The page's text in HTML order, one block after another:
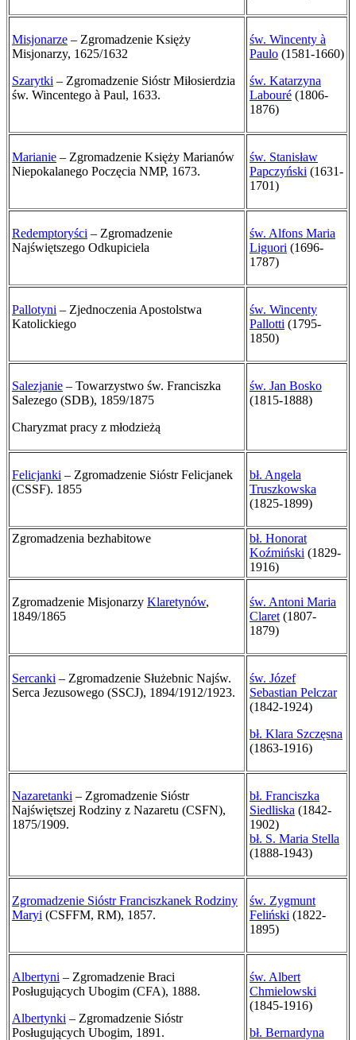
Misjonarze – Zgromadzenie Księży
Misjonarzy, 1625/1632
Szarytki – Zgromadzenie Sióstr Miłosierdzia
św. Wincentego à Paul, 1633.
św. Wincenty à
Paulo (1581-1660)
św. Katarzyna
Labouré (1806-
1876)
Marianie – Zgromadzenie Księży Marianów
Niepokalanego Poczęcia NMP, 1673.
św. Stanisław
Papczyński (1631-
1701)
Redemptoryści – Zgromadzenie
Najświętszego Odkupiciela
św. Alfons Maria
Liguori (1696-
1787)
Pallotyni – Zjednoczenia Apostolstwa
Katolickiego
św. Wincenty
Pallotti (1795-
1850)
Salezjanie – Towarzystwo św. Franciszka
Salezego (SDB), 1859/1875
Charyzmat pracy z młodzieżą
św. Jan Bosko
(1815-1888)
Felicjanki – Zgromadzenie Sióstr Felicjanek
(CSSF). 1855
bł. Angela
Truszkowska
(1825-1899)
Zgromadzenia bezhabitowe
bł. Honorat
Koźmiński (1829-
1916)
Zgromadzenie Misjonarzy Klaretynów,
1849/1865
św. Antoni Maria
Claret (1807-
1879)
Sercanki – Zgromadzenie Służebnic Najśw.
Serca Jezusowego (SSCJ), 1894/1912/1923.
św. Józef
Sebastian Pelczar
(1842-1924)
bł. Klara Szczęsna
(1863-1916)
Nazaretanki – Zgromadzenie Sióstr
Najświętszej Rodziny z Nazaretu (CSFN),
1875/1909.
bł. Franciszka
Siedliska (1842-
1902)
bł. S. Maria Stella
(1888-1943)
Zgromadzenie SióstrFranciszkanek Rodziny
Maryi (CSFFM, RM), 1857.
św. Zygmunt
Feliński (1822-
1895)
Albertyni – Zgromadzenie Braci
Posługujących Ubogim (CFA), 1888.
Albertynki – Zgromadzenie Sióstr
Posługujących Ubogim, 1891.
św. Albert
Chmielowski
(1845-1916)
bł. Bernardyna